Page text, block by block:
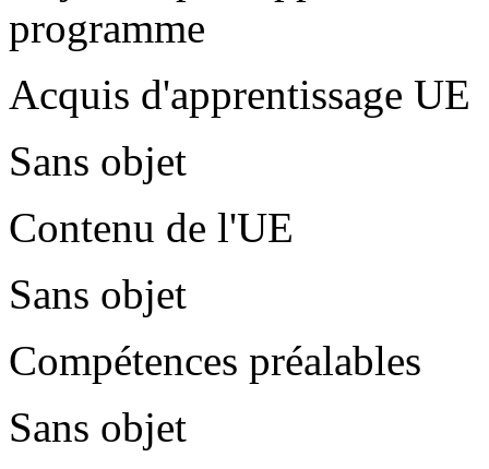
programme
Acquis d'apprentissage UE
Sans objet
Contenu de l'UE
Sans objet
Compétences préalables
Sans objet